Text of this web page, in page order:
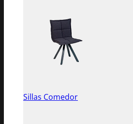
Sillas Comedor